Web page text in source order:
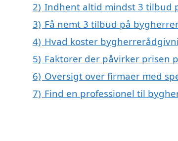
2) Indhent altid mindst 3 tilbud
3) Få nemt 3 tilbud på
4) Hvad koster
5) Faktorer der påvirker prisen
6) Oversigt over firmaer med
7) Find en professionel til